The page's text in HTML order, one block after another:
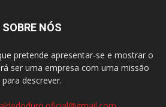
SOBRE NÓS
pretende apresentar-se e mostrar o
ser uma empresa com uma missão
para descrever.